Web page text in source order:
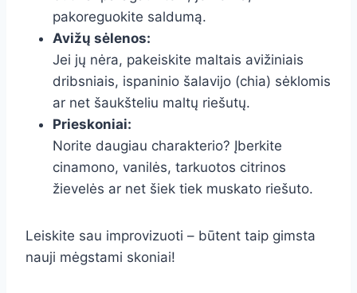
pakoreguokite saldumą.
Avižų sėlenos:
Jei jų nėra, pakeiskite maltais avižiniais
dribsniais, ispaninio šalavijo (chia) sėklomis
ar net šaukšteliu maltų riešutų.
Prieskoniai:
Norite daugiau charakterio? Įberkite
cinamono, vanilės, tarkuotos citrinos
žievelės ar net šiek tiek muskato riešuto.
Leiskite sau improvizuoti – būtent taip gimsta
nauji mėgstami skoniai!